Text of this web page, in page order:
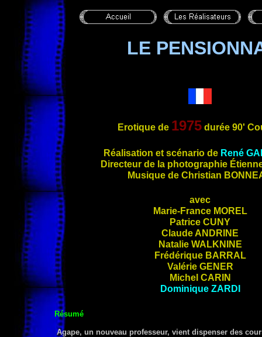
LE
Erotique de 1975durée 90'
Réalisation et scénario de René
Directeur de la photographie
Musique de Christian
avec
Marie-France MOREL
Patrice CUNY
Claude ANDRINE
Natalie WALKNINE
Frédérique BARRAL
Valérie GENER
Michel CARIN
Dominique ZARDI
Résumé
Agape, un nouveau professeur, vient dispenser des